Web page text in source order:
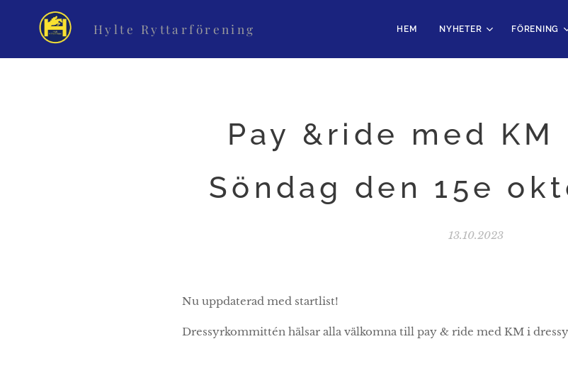
Hylte Ryttarförening HEM NYHETER FÖRENING
Pay &ride med
Söndag den 15e
13.10.2023
Nu uppdaterad med startlist!
Dressyrkommittén hälsar alla välkomna till pay & ride med KM i